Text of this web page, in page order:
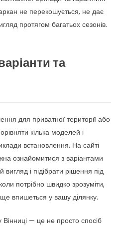
не перекошується, не дає
протягом багатьох сезонів.
та
для приватної території або
кілька моделей і
встановлення. На сайті
ознайомитися з варіантами
вигляд і підібрати рішення під
потрібно швидко зрозуміти,
впишеться у вашу ділянку.
Вінниці — це не просто спосіб